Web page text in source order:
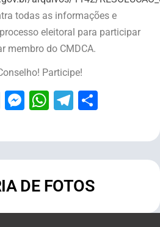
todas as informações e
eleitoral para participar
membro do CMDCA.
Participe!
LinkedIn
Messenger
WhatsApp
Telegram
DE FOTOS